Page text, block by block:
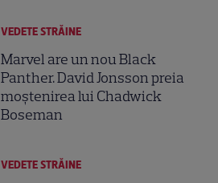
VEDETE STRĂINE
Marvel are un nou Black
Panther. David Jonsson preia
moștenirea lui Chadwick
Boseman
VEDETE STRĂINE